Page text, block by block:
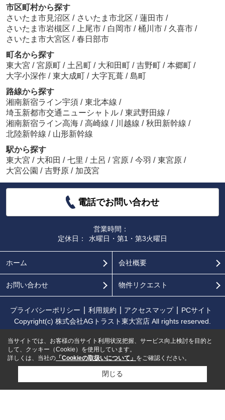
市区町村から探す
さいたま市見沼区 / さいたま市北区 / 蓮田市 /
さいたま市岩槻区 / 上尾市 / 白岡市 / 桶川市 / 久喜市 /
さいたま市大宮区 / 春日部市
町名から探す
東大宮 / 宮原町 / 土呂町 / 大和田町 / 吉野町 / 本郷町 /
大字小深作 / 東大成町 / 大字瓦葺 / 島町
路線から探す
湘南新宿ライン宇須 / 東北本線 /
埼玉新都市交通ニューシャトル / 東武野田線 /
湘南新宿ライン高海 / 高崎線 / 川越線 / 秋田新幹線 /
北陸新幹線 / 山形新幹線
駅から探す
東大宮 / 大和田 / 七里 / 土呂 / 宮原 / 今羽 / 東宮原 /
大宮公園 / 吉野原 / 加茂宮
電話でお問い合わせ
営業時間：
定休日：
水曜日・第1・第3火曜日
ホーム 会社概要
お問い合わせ 物件リクエスト
プライバシーポリシー 利用規約 アクセスマップ
PCサイト
Copyright(c) 株式会社AGトラスト東大宮店 All rights reserved.
当サイトでは、お客様の当サイト利用状況把握、サービス向上検討を目的と
して、クッキー（Cookie）を使用しています。
詳しくは、当社の 「Cookieの取扱いについて」 をご確認ください。
閉じる